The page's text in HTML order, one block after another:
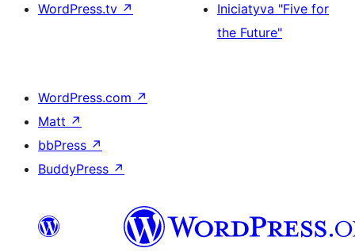
WordPress.tv ↗
Iniciatyva "Five for
the Future"
WordPress.com ↗
Matt ↗
bbPress ↗
BuddyPress ↗